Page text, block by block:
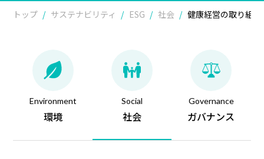
トップ サステナビリティ ESG 社会 健康経営の取り組み
Environment
環境
Social
社会
Governance
ガバナンス